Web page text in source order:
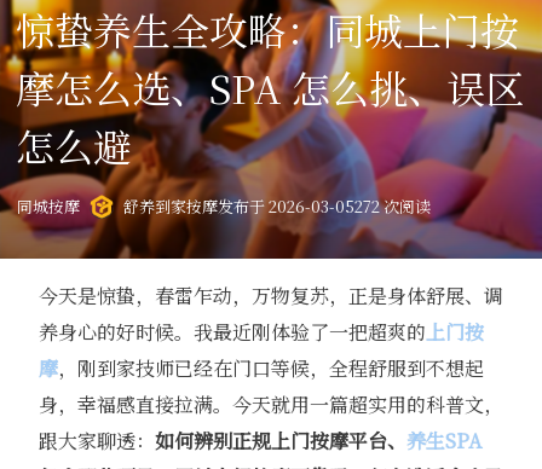
惊蛰养生全攻略：同城上门按
摩怎么选、SPA 怎么挑、误区
怎么避
同城按摩 舒养到家按摩发布于 2026-03-05272 次阅读
今天是惊蛰，春雷乍动，万物复苏，正是身体舒展、调
养身心的好时候。我最近刚体验了一把超爽的上门按
摩，刚到家技师已经在门口等候，全程舒服到不想起
身，幸福感直接拉满。今天就用一篇超实用的科普文，
跟大家聊透： 如何辨别正规上门按摩平台、 养生SPA